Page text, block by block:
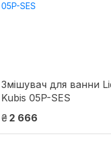
Змішувач для ванни
Kubis 05P-SES
₴ 2 666